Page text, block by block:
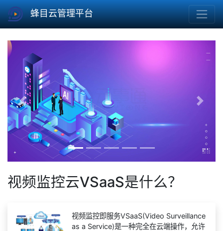
蜂目云管理平台
Previous Next
视频监控云VSaaS是什么？
视频监控即服务VSaaS(Video Surveillance
as a Service)是一种完全在云端操作，允许